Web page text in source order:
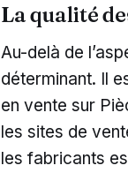
La qualité
Au-delà de
déterminant. Il
en vente sur
les sites de
les fabricants